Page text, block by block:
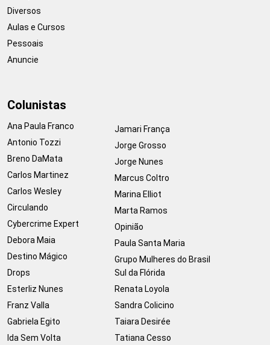
Diversos
Aulas e Cursos
Pessoais
Anuncie
Colunistas
Ana Paula Franco
Antonio Tozzi
Breno DaMata
Carlos Martinez
Carlos Wesley
Circulando
Cybercrime Expert
Debora Maia
Destino Mágico
Drops
Esterliz Nunes
Franz Valla
Gabriela Egito
Ida Sem Volta
Jamari França
Jorge Grosso
Jorge Nunes
Marcus Coltro
Marina Elliot
Marta Ramos
Opinião
Paula Santa Maria
Grupo Mulheres do Brasil
Sul da Flórida
Renata Loyola
Sandra Colicino
Taiara Desirée
Tatiana Cesso